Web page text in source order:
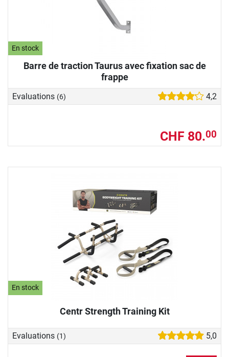
En stock
Barre de traction Taurus avec fixation sac de
frappe
Evaluations (6) 4,2
CHF 80.00
En stock
Centr Strength Training Kit
Evaluations (1) 5,0